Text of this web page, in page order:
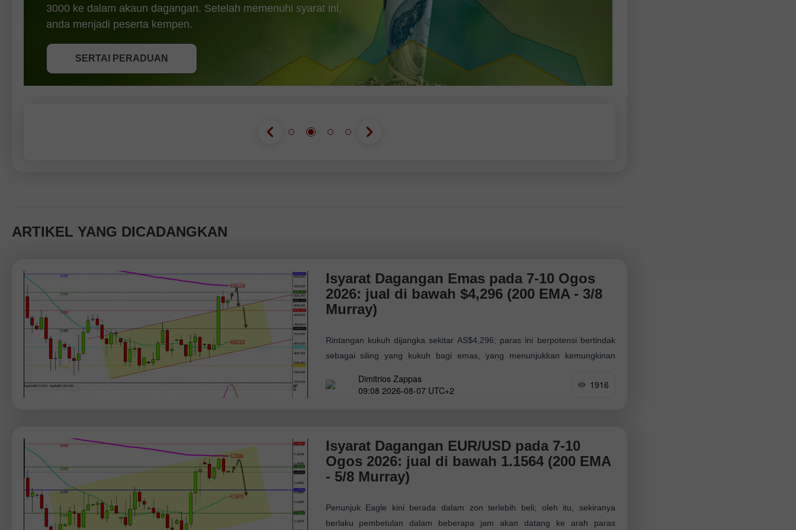
SERTAI PERADUAN
3000 ke dalam akaun dagangan. Setelah memenuhi syarat ini,
anda menjadi peserta kempen.
SERTAI PERADUAN
SERTAI PERADUAN
DAPATKAN BONUS
ARTIKEL YANG DICADANGKAN
Isyarat Dagangan Emas pada 7-10 Ogos
2026: jual di bawah $4,296 (200 EMA - 3/8
Murray)
Rintangan kukuh dijangka sekitar AS$4,296; paras ini berpotensi bertindak
sebagai siling yang kukuh bagi emas, yang menunjukkan kemungkinan
kenaikan harga berterusan, paras
Dimitrios Zappas
09:08 2026-08-07 UTC+2
1916
Isyarat Dagangan EUR/USD pada 7-10
Ogos 2026: jual di bawah 1.1564 (200 EMA
- 5/8 Murray)
Penunjuk Eagle kini berada dalam zon terlebih beli; oleh itu, sekiranya
berlaku pembetulan dalam beberapa jam akan datang ke arah paras